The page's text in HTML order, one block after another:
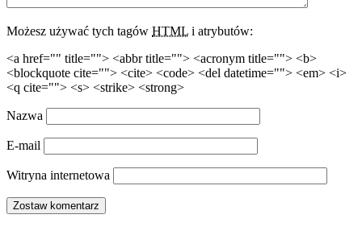
Możesz używać tych tagów HTML i atrybutów:
<a href="" title=""> <abbr title=""> <acronym title=""> <b>
<blockquote cite=""> <cite> <code> <del datetime=""> <em> <i>
<q cite=""> <s> <strike> <strong>
Nazwa
E-mail
Witryna internetowa